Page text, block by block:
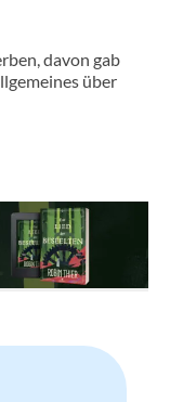
davon gab
über